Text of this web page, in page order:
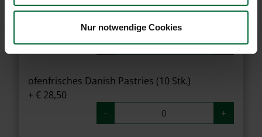
Nur notwendige Cookies
Frischer Obstsalat im Glas
-
+
ofenfrisches Danish Pastries (10 Stk.)
+ € 28,50
-
+